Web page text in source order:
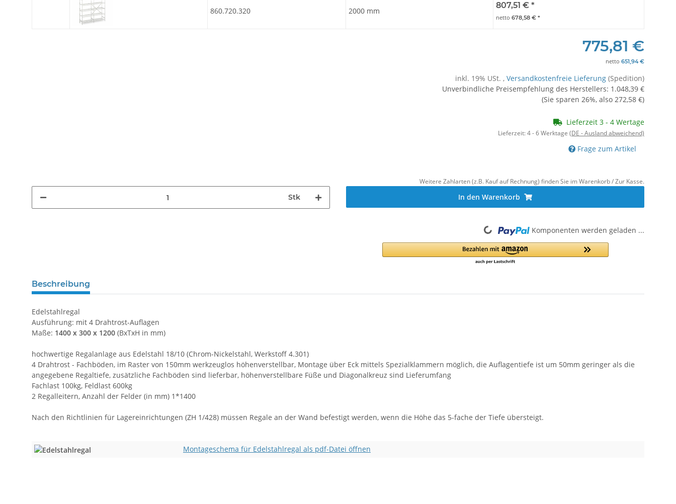
860.720.320 2000 mm
807,51 € *
netto 678,58 € *
775,81 €
netto 651,94 €
inkl. 19% USt. , Versandkostenfreie Lieferung (Spedition)
Unverbindliche Preisempfehlung des Herstellers: 1.048,39 €
(Sie sparen 26%, also 272,58 €)
Lieferzeit 3 - 4 Wertage
Lieferzeit:4 - 6 Werktage (DE - Ausland abweichend)
Frage zum Artikel
Weitere Zahlarten (z.B. Kauf auf Rechnung) finden Sie im Warenkorb / Zur Kasse.
Stk In den Warenkorb
Loading...
Komponenten werden geladen ...
Beschreibung
Edelstahlregal
Ausführung: mit 4 Drahtrost-Auflagen
Maße: 1400 x 300 x 1200 (BxTxH in mm)
hochwertige Regalanlage aus Edelstahl 18/10 (Chrom-Nickelstahl, Werkstoff 4.301)
4 Drahtrost - Fachböden, im Raster von 150mm werkzeuglos höhenverstellbar, Montage über Eck mittels Spezialklammern möglich, die Auflagentiefe ist um 50mm geringer als die
angegebene Regaltiefe, zusätzliche Fachböden sind lieferbar, höhenverstellbare Füße und Diagonalkreuz sind Lieferumfang
Fachlast 100kg, Feldlast 600kg
2 Regalleitern, Anzahl der Felder (in mm) 1*1400
Nach den Richtlinien für Lagereinrichtungen (ZH 1/428) müssen Regale an der Wand befestigt werden, wenn die Höhe das 5-fache der Tiefe übersteigt.
Montageschema für Edelstahlregal als pdf-Datei öffnen